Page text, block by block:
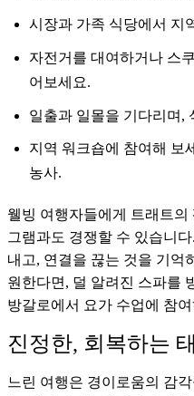
시장과 가족 식당에서 지
자전거를 대여하거나 스
어보세요.
일출과 일몰을 기다리며,
지역 워크숍에 참여해 보
농사.
웰빙 여행자들에게 트래트
그램과도 경쟁할 수 있습니
내고, 연결을 끊는 것을 기억
원한다면, 덜 알려진 스파를
방갈로에서 요가 수업에 참
진정한, 회복하는
느린 여행은 경이로움의 감